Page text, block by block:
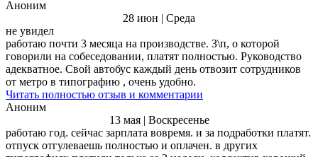
Аноним
28 июн | Среда
не увидел
работаю почти 3 месяца на производстве. З\п, о которой
говорили на собеседовании, платят полностью. Руководство
адекватное. Свой автобус каждый день отвозит сотрудников
от метро в типографию , очень удобно.
Читать полностью отзыв и комментарии
Аноним
13 мая | Воскресенье
работаю год. сейчас зарплата вовремя. и за подработки платят.
отпуск отгулеваешь полностью и оплачен. в других